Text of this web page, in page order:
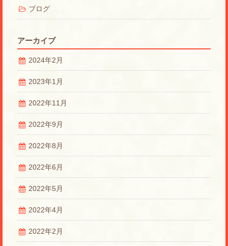
ブログ
アーカイブ
2024年2月
2023年1月
2022年11月
2022年9月
2022年8月
2022年6月
2022年5月
2022年4月
2022年2月